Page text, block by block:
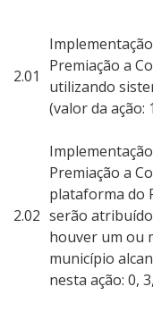
2.01
Premiação a
utilizando
(valor da ação:
2.02
Premiação a
plataforma do
serão
houver um ou
município
nesta ação: 0,